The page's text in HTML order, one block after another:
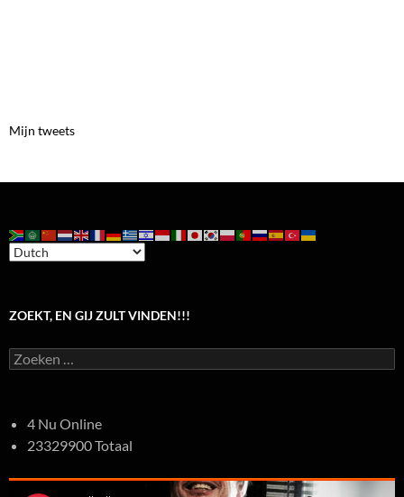
Mijn tweets
ZOEKT, EN GIJ ZULT VINDEN!!!
Zoeken
naar:
4 Nu Online
23329900 Totaal